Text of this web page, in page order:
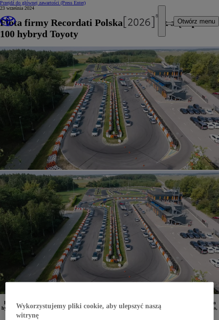
Przejdź do głównej zawartości (Press Enter)
Otwórz menu
23 września 2024
Flota firmy Recordati Polska powiększa się o ponad
100 hybryd Toyoty
Pracownicy Recordati Polska otrzymali właśnie bezpieczne i oszczędne samochody Toyoty z napędem
hybrydowym. Do floty firmy farmaceutycznej trafiły modele Camry, Corolla TS Kombi, Corolla Cross,
RAV4 i Toyota C-HR w ramach finansowania w programie KINTO One.
Wykorzystujemy pliki cookie, aby ulepszyć naszą
witrynę